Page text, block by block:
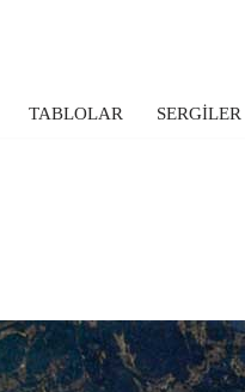
TABLOLAR SERGİLER